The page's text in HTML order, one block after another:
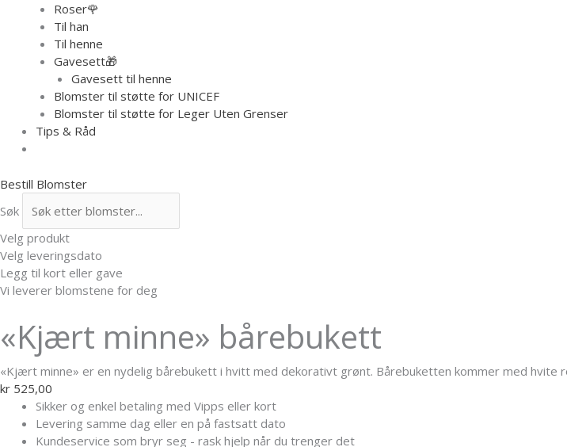
Roser🌹
Til han
Til henne
Gavesett🎁
Gavesett til henne
Blomster til støtte for UNICEF
Blomster til støtte for Leger Uten Grenser
Tips & Råd
Bestill Blomster
Søk
Velg produkt
Velg leveringsdato
Legg til kort eller gave
Vi leverer blomstene for deg
«Kjært minne» bårebukett
«Kjært minne» er en nydelig bårebukett i hvitt med dekorativt grønt. Bårebuketten kommer med hvite
kr 525,00
Sikker og enkel betaling med Vipps eller kort
Levering samme dag eller en på fastsatt dato
Kundeservice som bryr seg - rask hjelp når du trenger det